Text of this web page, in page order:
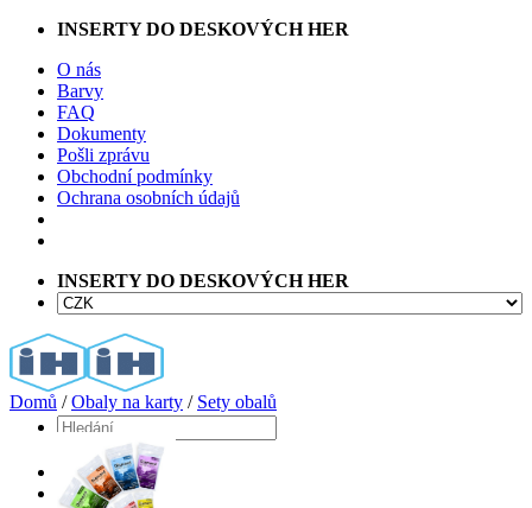
Přeskočit
obsah
INSERTY DO DESKOVÝCH HER
O nás
Barvy
FAQ
Dokumenty
Pošli zprávu
Obchodní podmínky
Ochrana osobních údajů
INSERTY DO DESKOVÝCH HER
Hledat:
Home
Shop
Domů / Obaly na karty / Sety obalů